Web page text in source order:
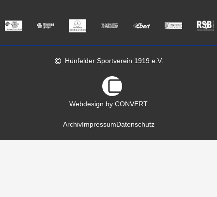
Hünfelder Sportverein 1919 e.V.
Webdesign by CONVERT
ArchivImpressum Datenschutz